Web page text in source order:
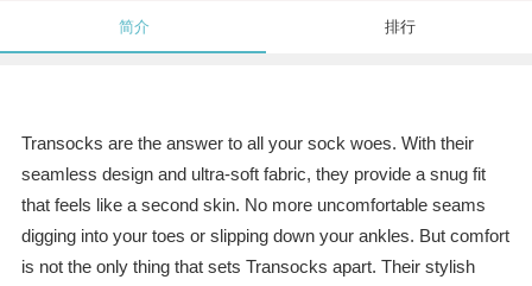
简介 排行
Transocks are the answer to all your sock woes. With their
seamless design and ultra-soft fabric, they provide a snug fit
that feels like a second skin. No more uncomfortable seams
digging into your toes or slipping down your ankles. But comfort
is not the only thing that sets Transocks apart. Their stylish